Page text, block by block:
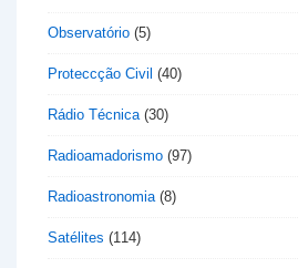
Observatório (5)
Proteccção Civil (40)
Rádio Técnica (30)
Radioamadorismo (97)
Radioastronomia (8)
Satélites (114)